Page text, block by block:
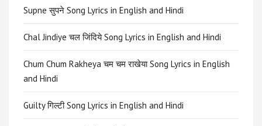
Supne सुपने Song Lyrics in English and Hindi
Chal Jindiye चल जिंदिये Song Lyrics in English and Hindi
Chum Chum Rakheya चम चम राखेया Song Lyrics in English
and Hindi
Guilty गिल्टी Song Lyrics in English and Hindi